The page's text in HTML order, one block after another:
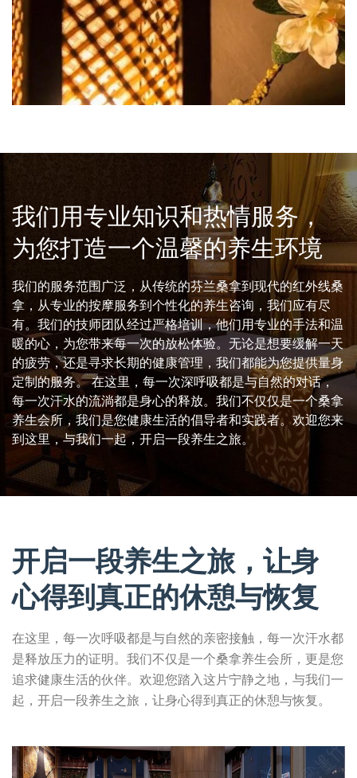
我们用专业知识和热情服务，
为您打造一个温馨的养生环境
我们的服务范围广泛，从传统的芬兰桑拿到现代的红外线桑
拿，从专业的按摩服务到个性化的养生咨询，我们应有尽
有。我们的技师团队经过严格培训，他们用专业的手法和温
暖的心，为您带来每一次的放松体验。无论是想要缓解一天
的疲劳，还是寻求长期的健康管理，我们都能为您提供量身
定制的服务。 在这里，每一次深呼吸都是与自然的对话，
每一次汗水的流淌都是身心的释放。我们不仅仅是一个桑拿
养生会所，我们是您健康生活的倡导者和实践者。欢迎您来
到这里，与我们一起，开启一段养生之旅。
开启一段养生之旅，让身
心得到真正的休憩与恢复
在这里，每一次呼吸都是与自然的亲密接触，每一次汗水都
是释放压力的证明。我们不仅是一个桑拿养生会所，更是您
追求健康生活的伙伴。欢迎您踏入这片宁静之地，与我们一
起，开启一段养生之旅，让身心得到真正的休憩与恢复。